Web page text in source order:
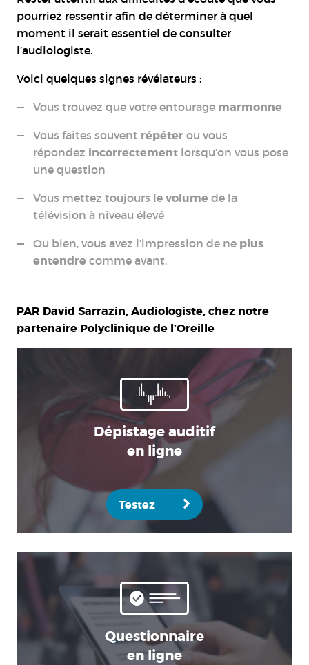
pourriez ressentir afin de déterminer à quel
moment il serait essentiel de consulter
l’audiologiste.
Voici quelques signes révélateurs :
Vous trouvez que votre entourage marmonne
Vous faites souvent répéterou vous
répondez incorrectementlorsqu’on vous pose
une question
Vous mettez toujours le volumede la
télévision à niveau élevé
Ou bien, vous avez l’impression de ne plus
entendrecomme avant.
PAR David Sarrazin, Audiologiste, chez notre
partenaire Polyclinique de l’Oreille
Dépistage auditif
en ligne
Testez
Questionnaire
en ligne